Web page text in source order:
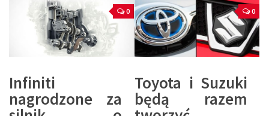
0
Infiniti
nagrodzone za
0
Toyota i Suzuki
będą razem